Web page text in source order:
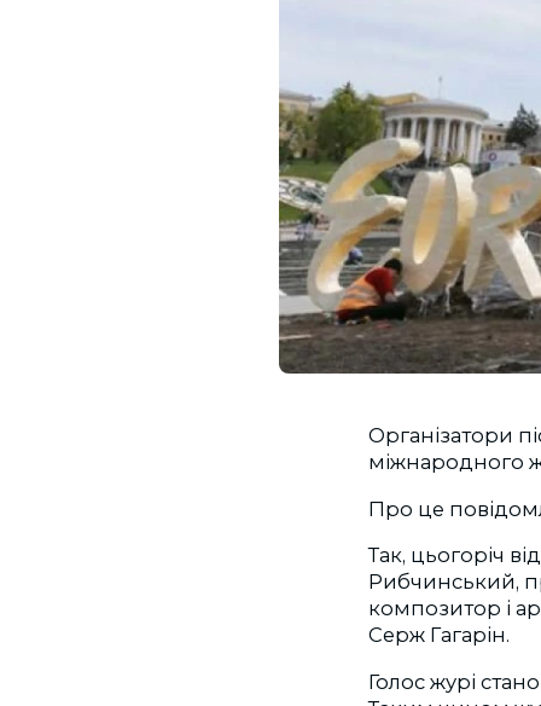
Організатори
міжнародного
Про це
Так, цьогоріч
Рибчинський,
композитор і
Серж Гагарін.
Голос журі